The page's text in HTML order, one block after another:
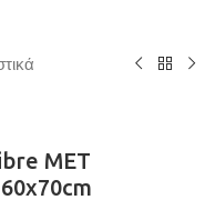
MET